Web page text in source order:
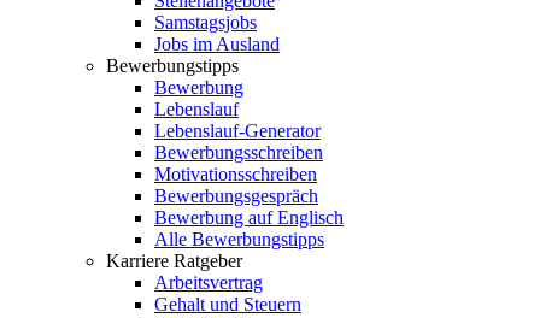
Samstagsjobs
Jobs im Ausland
Bewerbungstipps
Bewerbung
Lebenslauf
Lebenslauf-Generator
Bewerbungsschreiben
Motivationsschreiben
Bewerbungsgespräch
Bewerbung auf Englisch
Alle Bewerbungstipps
Karriere Ratgeber
Arbeitsvertrag
Gehalt und Steuern